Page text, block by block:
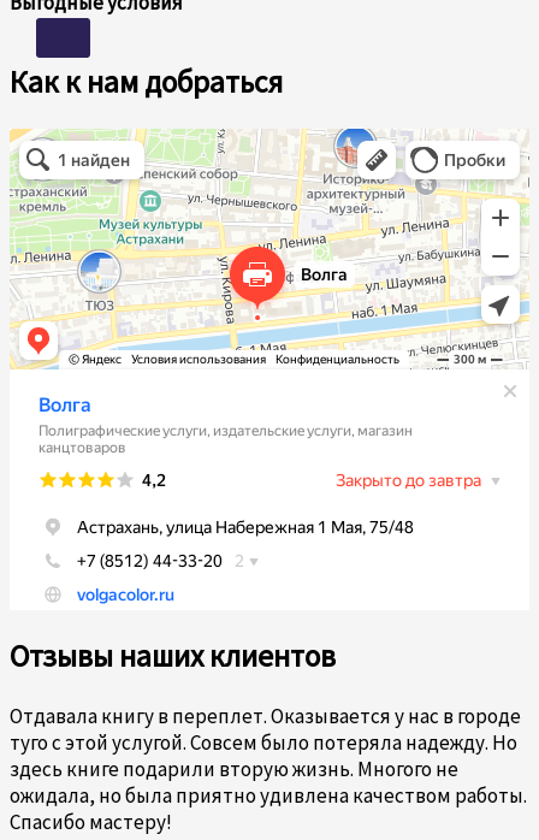
Как к нам добраться
Отзывы наших клиентов
Отдавала книгу в переплет. Оказывается у нас в городе
туго с этой услугой. Совсем было потеряла надежду. Но
здесь книге подарили вторую жизнь. Многого не
ожидала, но была приятно удивлена качеством работы.
Спасибо мастеру!